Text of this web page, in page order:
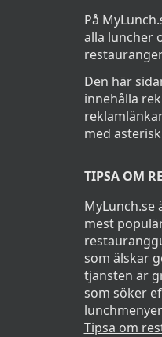
På
alla luncher
Den här
innehålla
med
TIPSA OM
MyLunch.se
mest
som älskar
tjänsten är
som söker
Tipsa om